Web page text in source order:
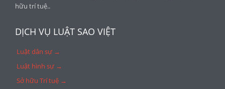
hữu trí tuệ..
DỊCH VỤ LUẬT SAO VIỆT
Luật dân sự →
Luật hình sự →
Sở hữu Trí tuệ →